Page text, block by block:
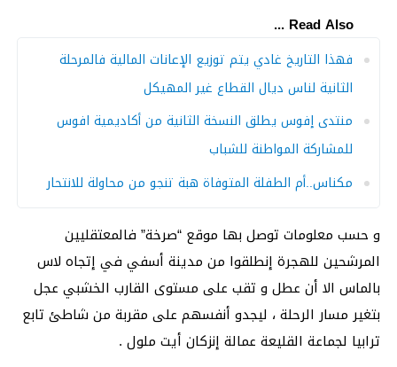
Read Also ...
فهذا التاريخ غادي يتم توزيع الإعانات المالية فالمرحلة
الثانية لناس ديال القطاع غير المهيكل
منتدى إفوس يطلق النسخة الثانية من أكاديمية افوس
للمشاركة المواطنة للشباب
مكناس..أم الطفلة المتوفاة هبة تنجو من محاولة للانتحار
و حسب معلومات توصل بها موقع “صرخة” فالمعتقليين
المرشحين للهجرة إنطلقوا من مدينة أسفي في إتجاه لاس
بالماس الا أن عطل و تقب على مستوى القارب الخشبي عجل
بتغير مسار الرحلة ، ليجدو أنفسهم على مقربة من شاطئ تابع
ترابيا لجماعة القليعة عمالة إنزكان أيت ملول .